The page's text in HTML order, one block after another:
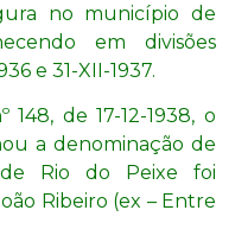
no município de
em divisões
e 31-XII-1937.
de 17-12-1938, o
a denominação de
Rio do Peixe foi
Ribeiro (ex – Entre